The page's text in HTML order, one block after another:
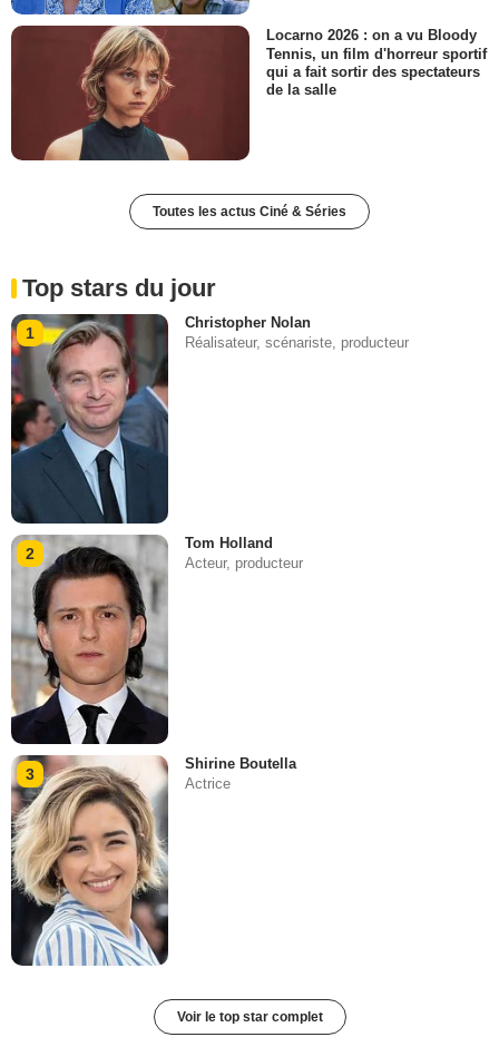
Locarno 2026 : on a vu Bloody
Tennis, un film d'horreur sportif
qui a fait sortir des spectateurs
de la salle
Toutes les actus Ciné & Séries
Top stars du jour
1
Christopher Nolan
Réalisateur, scénariste, producteur
2
Tom Holland
Acteur, producteur
3
Shirine Boutella
Actrice
Voir le top star complet